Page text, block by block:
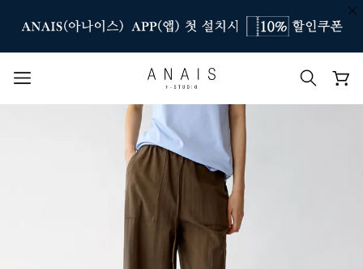
인기 검색어
#신상7%할인 #아나이스 제작
#당일발송 #BEST OF BEST